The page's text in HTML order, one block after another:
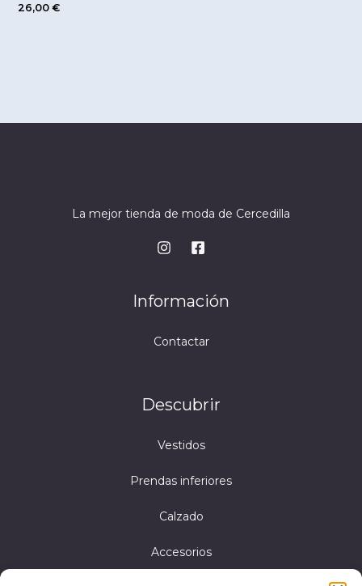
26,00 €
La mejor tienda de moda de Cercedilla
Información
Contactar
Descubrir
Vestidos
Prendas inferiores
Calzado
Accesorios